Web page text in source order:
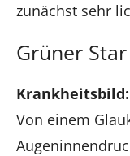
zunächst sehr
Grüner
Krankheitsbild:
Von einem